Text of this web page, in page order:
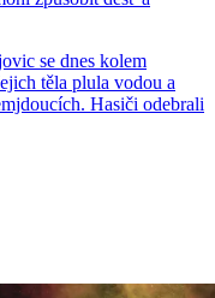
se dnes kolem
těla plula vodou a
Hasiči odebrali